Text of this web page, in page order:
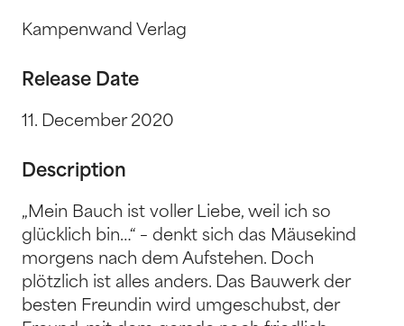
Kampenwand Verlag
Release Date
11. December 2020
Description
„Mein Bauch ist voller Liebe, weil ich so
glücklich bin…“ – denkt sich das Mäusekind
morgens nach dem Aufstehen. Doch
plötzlich ist alles anders. Das Bauwerk der
besten Freundin wird umgeschubst, der